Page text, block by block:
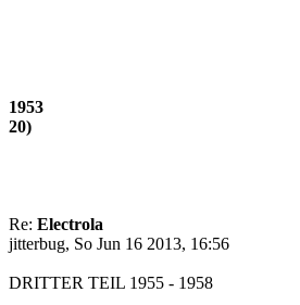
1953
20)
Re: Electrola
jitterbug, So Jun 16 2013, 16:56
DRITTER TEIL 1955 - 1958